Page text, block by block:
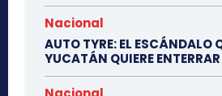
Nacional
AUTO TYRE: EL ESCÁNDALO
YUCATÁN QUIERE ENTERRAR